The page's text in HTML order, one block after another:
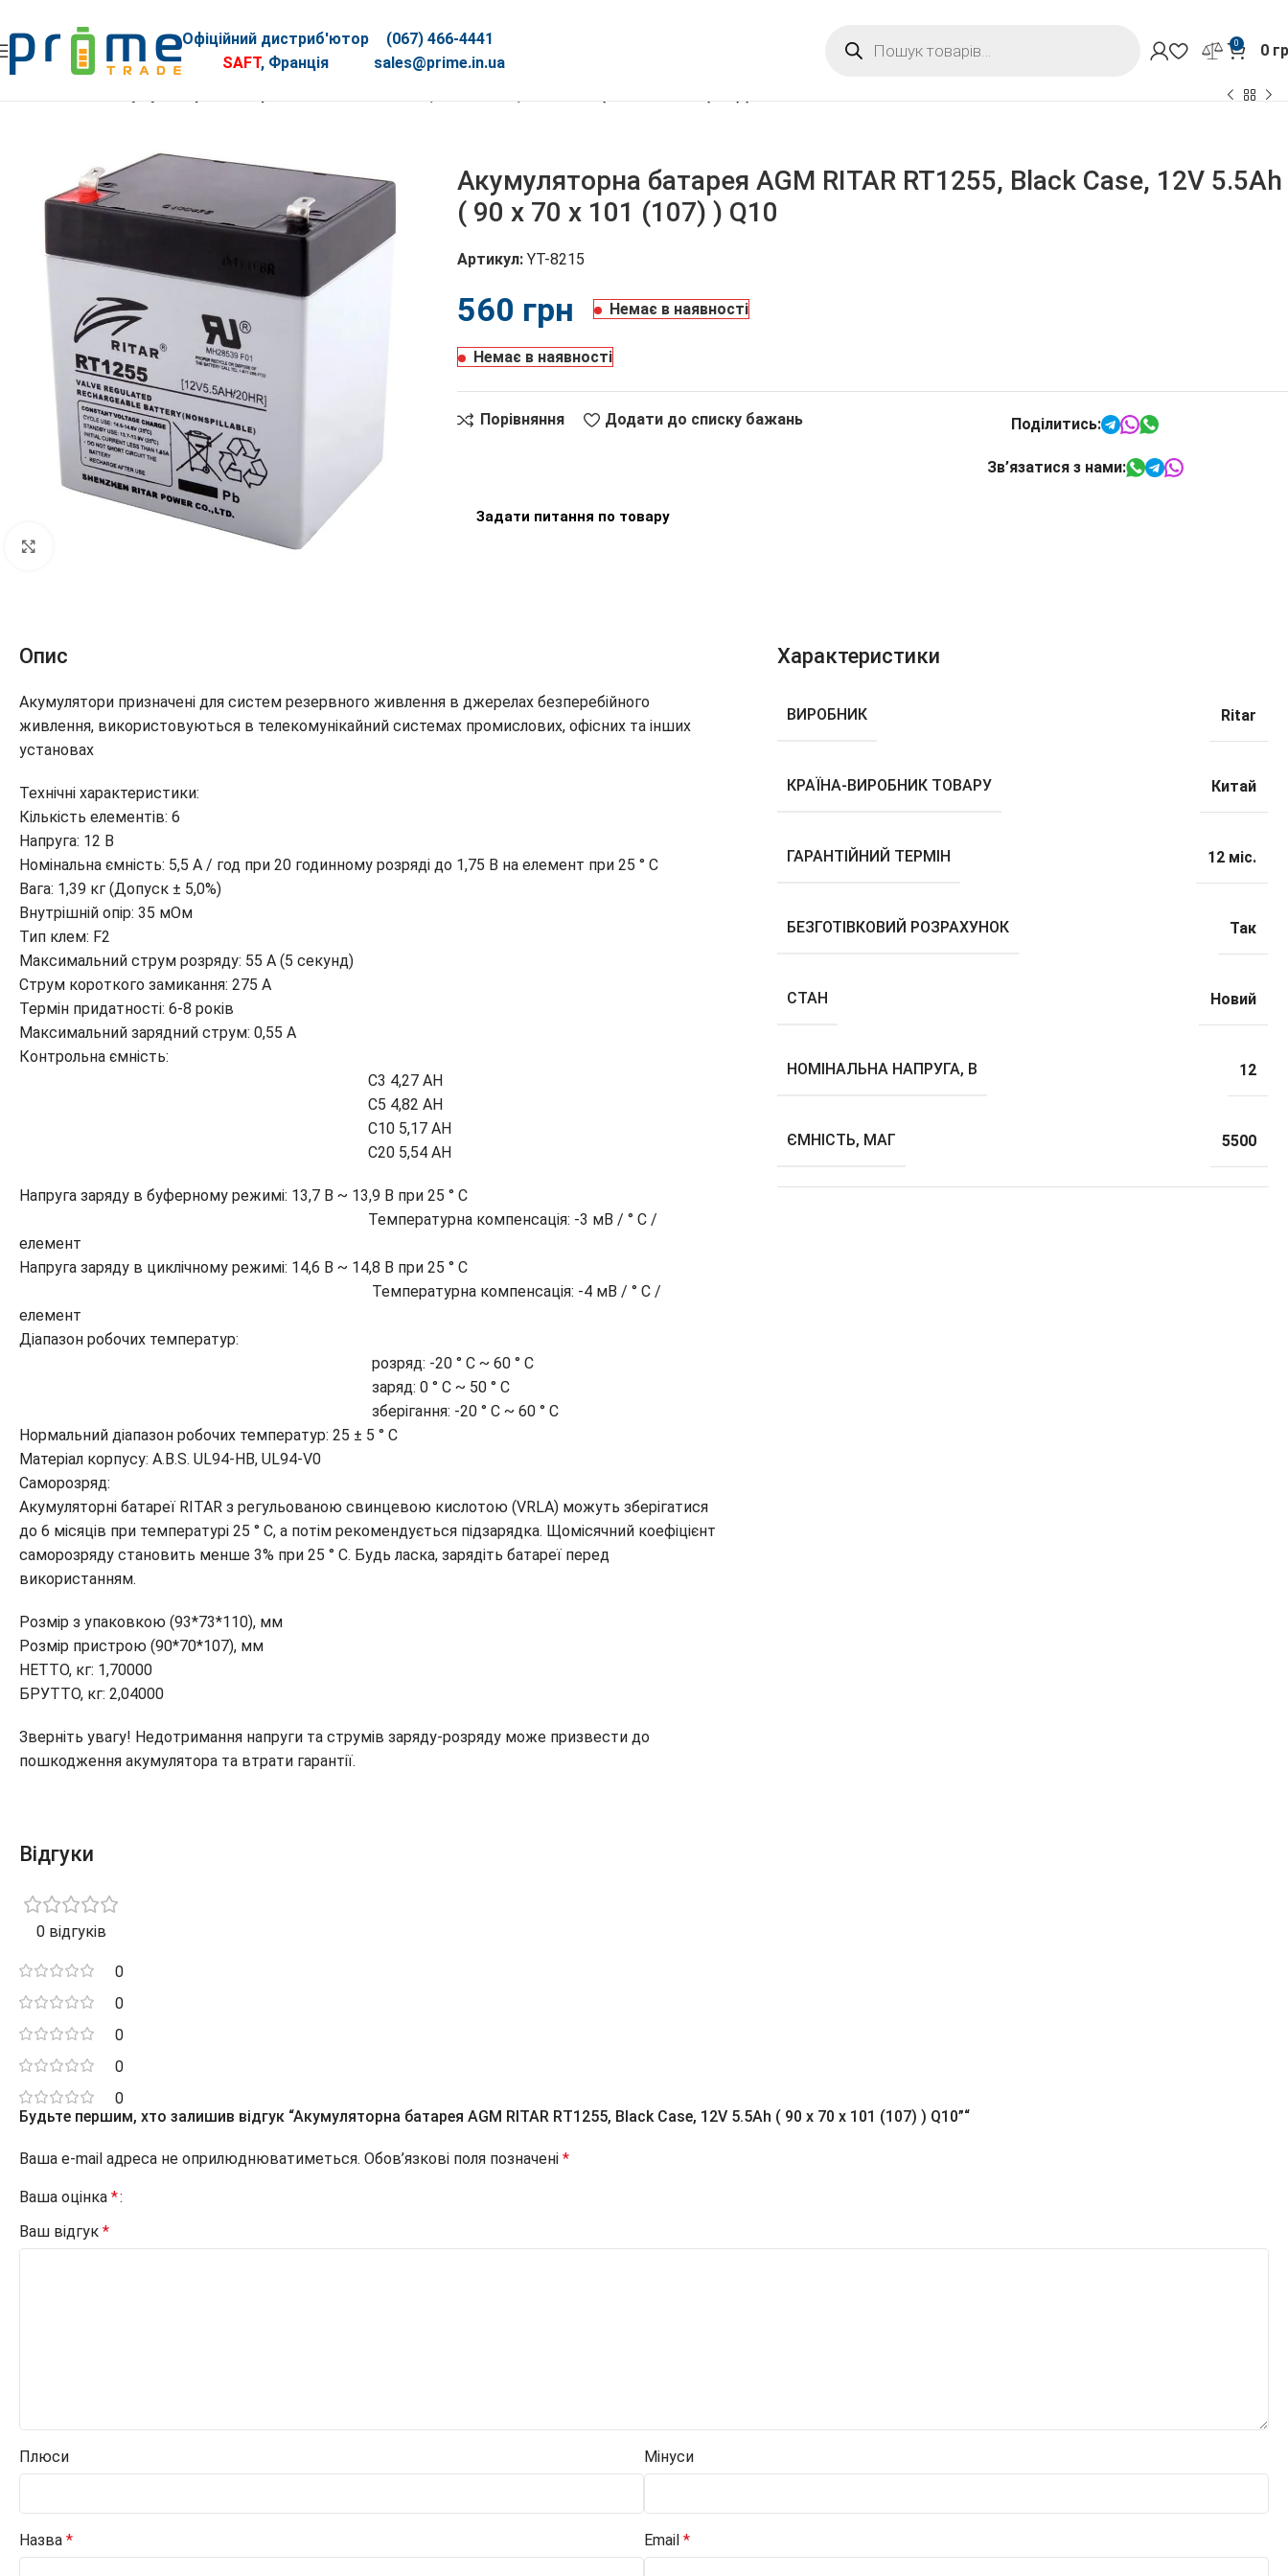
Офіційний дистриб'ютор
SAFT, Франція
(067) 466-4441
sales@prime.in.ua
0 0
Акумуляторна батарея AGM RITAR RT1255, Black Case, 12V 5.5Ah
( 90 х 70 х 101 (107) ) Q10
Артикул:YT-8215
грн Немає в наявності
Немає в наявності
Порівняння Додати до списку бажань Поділитись:
Зв’язатися з нами:
Задати питання по товару
Опис
Акумулятори призначені для систем резервного живлення в джерелах безперебійного
живлення, використовуються в телекомунікайний системах промислових, офісних та інших
установах
Технічні характеристики:
Кількість елементів: 6
Напруга: 12 В
Номінальна ємність: 5,5 A / год при 20 годинному розряді до 1,75 В на елемент при 25 ° C
Вага: 1,39 кг (Допуск ± 5,0%)
Внутрішній опір: 35 мОм
Тип клем: F2
Максимальний струм розряду: 55 А (5 секунд)
Струм короткого замикання: 275 A
Термін придатності: 6-8 років
Максимальний зарядний струм: 0,55 A
Контрольна ємність:
C3 4,27 AH
C5 4,82 AH
C10 5,17 AH
C20 5,54 AH
Напруга заряду в буферному режимі: 13,7 В ~ 13,9 В при 25 ° С
Температурна компенсація: -3 мВ / ° C /
елемент
Напруга заряду в циклічному режимі: 14,6 В ~ 14,8 В при 25 ° С
Температурна компенсація: -4 мВ / ° C /
елемент
Діапазон робочих температур:
розряд: -20 ° C ~ 60 ° C
заряд: 0 ° C ~ 50 ° C
зберігання: -20 ° C ~ 60 ° C
Нормальний діапазон робочих температур: 25 ± 5 ° C
Матеріал корпусу: A.В.S. UL94-HB, UL94-V0
Cаморозряд:
Акумуляторні батареї RITAR з регульованою свинцевою кислотою (VRLA) можуть зберігатися
до 6 місяців при температурі 25 ° C, а потім рекомендується підзарядка. Щомісячний коефіцієнт
саморозряду становить менше 3% при 25 ° C. Будь ласка, зарядіть батареї перед
використанням.
Розмір з упаковкою (93*73*110), мм
Розмір пристрою (90*70*107), мм
НЕТТО, кг: 1,70000
БРУТТО, кг: 2,04000
Зверніть увагу! Недотримання напруги та струмів заряду-розряду може призвести до
пошкодження акумулятора та втрати гарантії.
Характеристики
ВИРОБНИК Ritar
КРАЇНА-ВИРОБНИК ТОВАРУ Китай
ГАРАНТІЙНИЙ ТЕРМІН 12 міс.
БЕЗГОТІВКОВИЙ РОЗРАХУНОК Так
СТАН Новий
НОМІНАЛЬНА НАПРУГА, В 12
ЄМНІСТЬ, МАГ 5500
Відгуки
0 відгуків
0
0
0
0
0
Будьте першим, хто залишив відгук “Акумуляторна батарея AGM RITAR RT1255, Black Case, 12V 5.5Ah ( 90 х 70 х 101 (107) ) Q10”“
Ваша e-mail адреса не оприлюднюватиметься. Обов’язкові поля позначені *
Ваша оцінка *
Ваш відгук *
Плюси Мінуси
Назва * Email *